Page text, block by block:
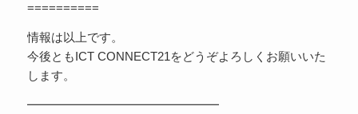
==========
情報は以上です。
今後ともICT CONNECT21をどうぞよろしくお願いいた
します。
━━━━━━━━━━━━━━━━